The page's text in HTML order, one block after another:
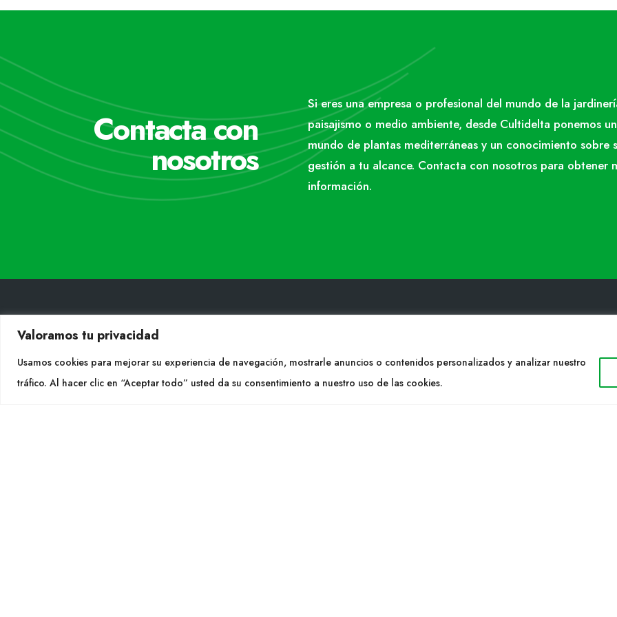
Valoramos tu privacidad
Usamos cookies para mejorar su experiencia de navegación, mostrarle anuncios o contenidos personalizados y analizar nuestro
tráfico. Al hacer clic en “Aceptar todo” usted da su consentimiento a nuestro uso de las cookies.
Contacta con
nosotros
Si eres una empresa o profesional del mundo de la
paisajismo o medio ambiente, desde Cultidelta ponemos un
mundo de plantas mediterráneas y un conocimiento sobre
gestión a tu alcance. Contacta con nosotros para obtener
información.
CONTACTO
Tel. +34 977053013
WEB